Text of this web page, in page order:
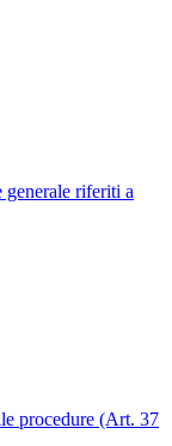
generale riferiti a
procedure (Art. 37